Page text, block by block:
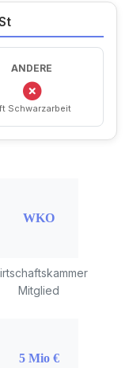
ANDERE
Schwarzarbeit
Mitglied